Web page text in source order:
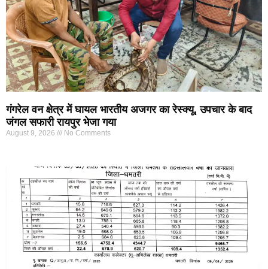
गंगरेल वन क्षेत्र में घायल भारतीय अजगर का रेस्क्यू, उपचार के बाद
जंगल सफारी रायपुर भेजा गया
August 9, 2026 No Comments